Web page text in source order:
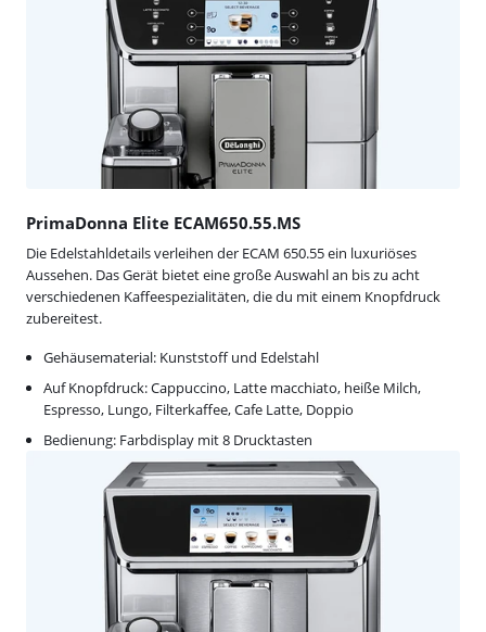
PrimaDonna Elite ECAM650.55.MS
Die Edelstahldetails verleihen der ECAM 650.55 ein luxuriöses
Aussehen. Das Gerät bietet eine große Auswahl an bis zu acht
verschiedenen Kaffeespezialitäten, die du mit einem Knopfdruck
zubereitest.
Gehäusematerial: Kunststoff und Edelstahl
Auf Knopfdruck: Cappuccino, Latte macchiato, heiße Milch,
Espresso, Lungo, Filterkaffee, Cafe Latte, Doppio
Bedienung: Farbdisplay mit 8 Drucktasten